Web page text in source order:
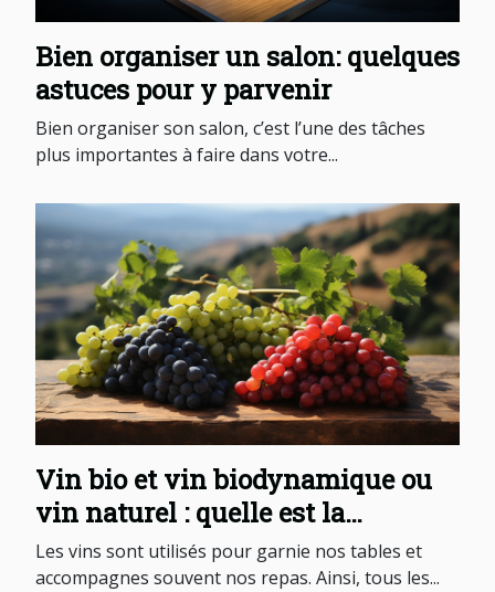
Bien organiser un salon: quelques
astuces pour y parvenir
Bien organiser son salon, c’est l’une des tâches
plus importantes à faire dans votre...
Vin bio et vin biodynamique ou
vin naturel : quelle est la
différence
Les vins sont utilisés pour garnie nos tables et
accompagnes souvent nos repas. Ainsi, tous les...